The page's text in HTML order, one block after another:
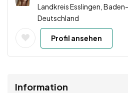
Landkreis Esslingen,
Deutschland
Profil ansehen
Information